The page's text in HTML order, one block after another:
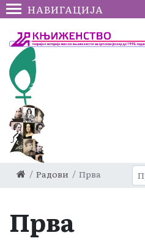
НАВИГАЦИЈА
Радови Прва
Прва